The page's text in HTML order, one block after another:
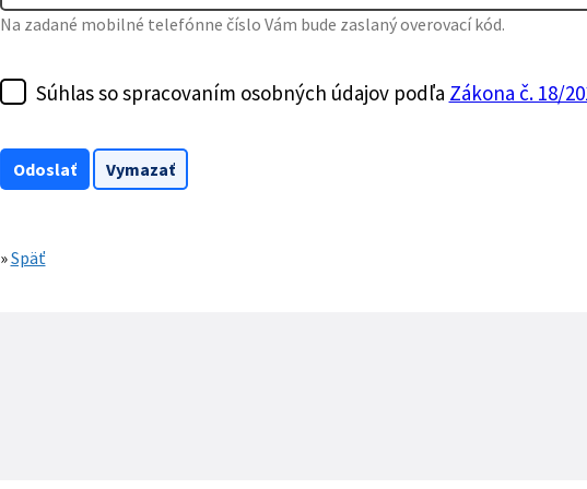
Na zadané mobilné telefónne číslo Vám bude zaslaný overovací kód.
Súhlas so spracovaním osobných údajov podľa Zákona č. 18/
»Späť